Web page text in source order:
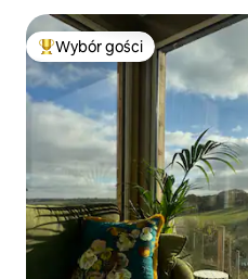
Najpopularniejsze z kategorii
Wybór gości